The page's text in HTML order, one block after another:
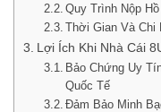
Quy Trình Nộp
Thời Gian Và Chi
Lợi Ích Khi Nhà Cái
Bảo Chứng Uy
Quốc Tế
Đảm Bảo Minh